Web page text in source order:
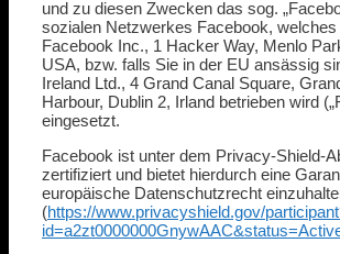
und zu diesen Zwecken das sog.
sozialen Netzwerkes Facebook,
Facebook Inc., 1 Hacker Way, Menlo
USA, bzw. falls Sie in der EU ansässig
Ireland Ltd., 4 Grand Canal Square,
Harbour, Dublin 2, Irland betrieben wird
eingesetzt.
Facebook ist unter dem Privacy-Shield-
zertifiziert und bietet hierdurch eine
europäische Datenschutzrecht
(https://www.privacyshield.gov/